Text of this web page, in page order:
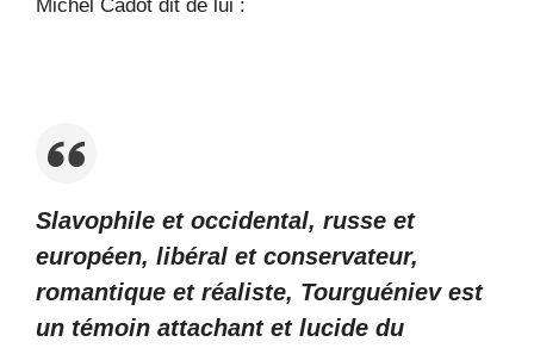
Michel Cadot dit de lui :
Slavophile et occidental, russe et
européen, libéral et conservateur,
romantique et réaliste, Tourguéniev est
un témoin attachant et lucide du